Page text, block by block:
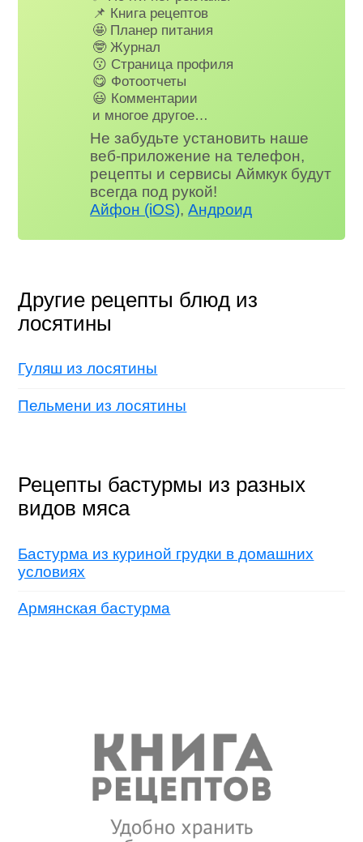
📌 Книга рецептов
🤩 Планер питания
🤓 Журнал
😗 Страница профиля
😋 Фотоотчеты
😃 Комментарии
и многое другое…
Не забудьте установить наше
веб-приложение на телефон,
рецепты и сервисы Аймкук будут
всегда под рукой!
Айфон (iOS),Андроид
Другие рецепты блюд из
лосятины
Гуляш из лосятины
Пельмени из лосятины
Рецепты бастурмы из разных
видов мяса
Бастурма из куриной грудки в домашних
условиях
Армянская бастурма